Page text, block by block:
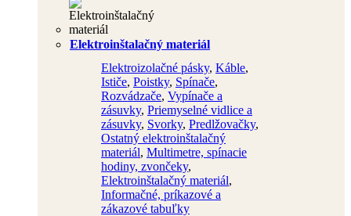
Elektroinštalačný materiál
Elektroizolačné pásky, Káble,
Ističe, Poistky, Spínače,
Rozvádzače, Vypínače a
zásuvky, Priemyselné vidlice a
zásuvky, Svorky, Predlžovačky,
Ostatný elektroinštalačný
materiál, Multimetre, spínacie
hodiny, zvončeky,
Elektroinštalačný materiál,
Informačné, príkazové a
zákazové tabuľky